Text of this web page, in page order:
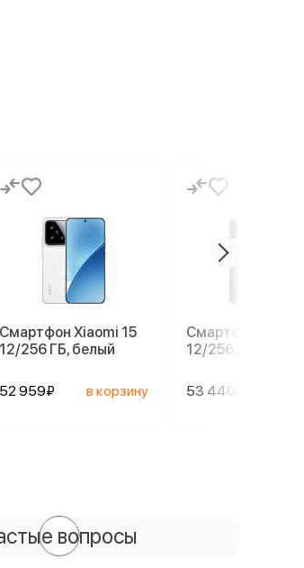
Смартфон Xiaomi 15
12/256 ГБ, белый
52 959₽ в корзину
Смартфон
12/256 ГБ,
53 440₽
вопросы